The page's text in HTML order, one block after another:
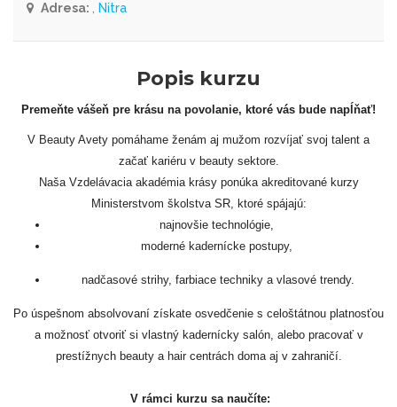
Adresa: , Nitra
Popis kurzu
Premeňte vášeň pre krásu na povolanie, ktoré vás bude napĺňať!
V Beauty Avety pomáhame ženám aj mužom rozvíjať svoj talent a
začať kariéru v beauty sektore.
Naša Vzdelávacia akadémia krásy ponúka akreditované kurzy
Ministerstvom školstva SR, ktoré spájajú:
najnovšie technológie,
moderné kadernícke postupy,
nadčasové strihy, farbiace techniky a vlasové trendy.
Po úspešnom absolvovaní získate osvedčenie s celoštátnou platnosťou
a možnosť otvoriť si vlastný kadernícky salón, alebo pracovať v
prestížnych beauty a hair centrách doma aj v zahraničí.
V rámci kurzu sa naučíte: